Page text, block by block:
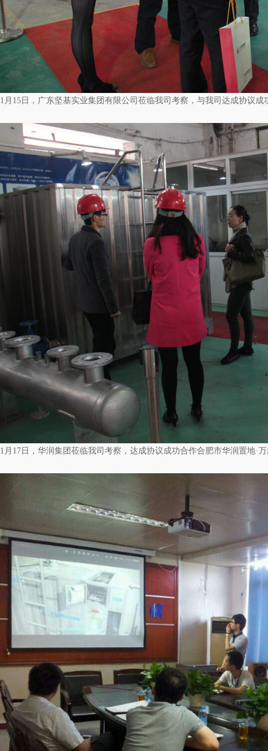
1月15日，广东坚基实业集团有限公司莅临我司考察，与我司达成协议
1月17日，华润集团莅临我司考察，达成协议成功合作合肥市华润置地·